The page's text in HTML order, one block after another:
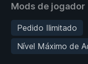
Mods de jogador
Pedido Ilimitado
Nível Máximo de